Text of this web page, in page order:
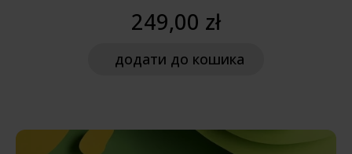
249,00 zł
додати до кошика